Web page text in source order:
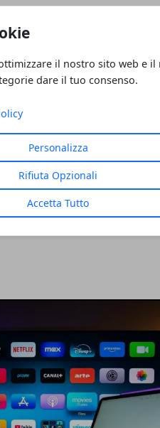
il nostro sito web e il
dare il tuo consenso.
Personalizza
Rifiuta Opzionali
Accetta Tutto